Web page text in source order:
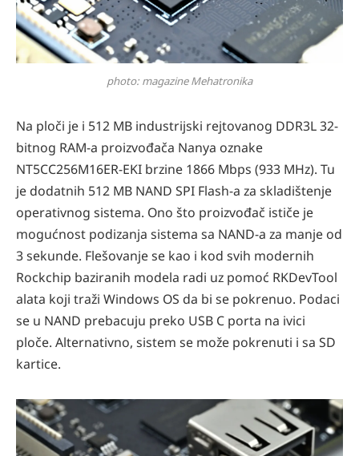
photo: magazine Mehatronika
Na ploči je i 512 MB industrijski rejtovanog DDR3L 32-
bitnog RAM-a proizvođača Nanya oznake
NT5CC256M16ER-EKI brzine 1866 Mbps (933 MHz). Tu
je dodatnih 512 MB NAND SPI Flash-a za skladištenje
operativnog sistema. Ono što proizvođač ističe je
mogućnost podizanja sistema sa NAND-a za manje od
3 sekunde. Flešovanje se kao i kod svih modernih
Rockchip baziranih modela radi uz pomoć RKDevTool
alata koji traži Windows OS da bi se pokrenuo. Podaci
se u NAND prebacuju preko USB C porta na ivici
ploče. Alternativno, sistem se može pokrenuti i sa SD
kartice.